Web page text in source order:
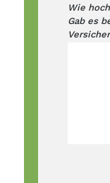
Wie
Gab es